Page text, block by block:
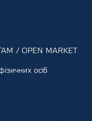
/ OPEN MARKET
осіб